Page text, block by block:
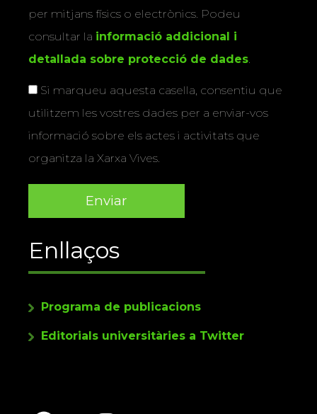
per mitjans físics o electrònics. Podeu
consultar la informació addicional i
detallada sobre protecció de dades.
Si marqueu aquesta casella, consentiu que
utilitzem les vostres dades per a enviar-vos
informació sobre els actes i activitats que
organitza la Xarxa Vives.
Enllaços
Programa de publicacions
Editorials universitàries a Twitter